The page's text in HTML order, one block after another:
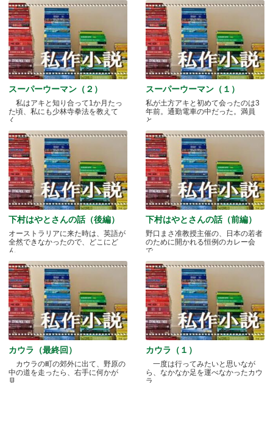
スーパーウーマン（２）
私はアキと知り合って1か月たっ
た頃、私にも少林寺拳法を教えて
く.....
スーパーウーマン（１）
私が土方アキと初めて会ったのは3
年前。通勤電車の中だった。満員
と.....
下村はやとさんの話（後編）
オーストラリアに来た時は、英語が
全然できなかったので、どこにど
ん.....
下村はやとさんの話（前編）
野口まさ准教授主催の、日本の若者
のために開かれる恒例のカレー会
で.....
カウラ（最終回）
カウラの町の郊外に出て、野原の
中の道を走ったら、右手に何かが
見.....
カウラ（１）
一度は行ってみたいと思いなが
ら、なかなか足を運べなかったカウ
ラ.....